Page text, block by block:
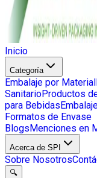
Inicio
Categoría
Embalaje por Material
SanitarioProductos
para Bebidas
Formatos de Envase
BlogsMenciones en
Acerca de SPI
Sobre Nosotros
🔍